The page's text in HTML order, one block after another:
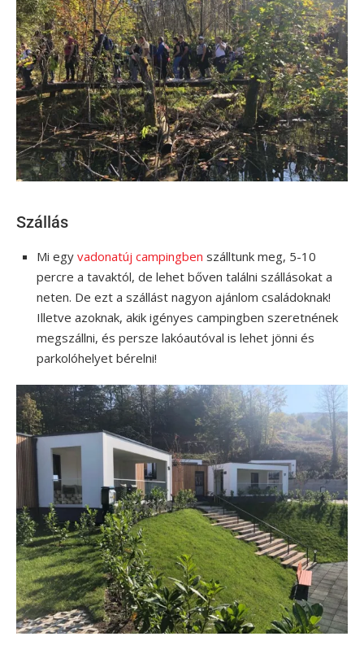
Szállás
Mi egy vadonatúj campingben szálltunk meg, 5-10
percre a tavaktól, de lehet bőven találni szállásokat a
neten. De ezt a szállást nagyon ajánlom családoknak!
Illetve azoknak, akik igényes campingben szeretnének
megszállni, és persze lakóautóval is lehet jönni és
parkolóhelyet bérelni!